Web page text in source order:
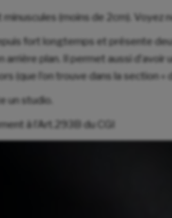
minuscules (moins de 2cm).
fort longtemps et présente
plan. Il permet aussi
(que l’on trouve dans la section «
un studio.
à l’Art.293B du CGI